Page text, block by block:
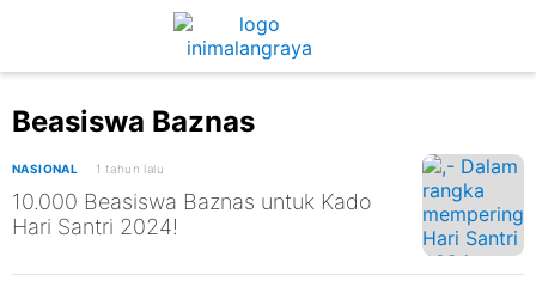
Beasiswa Baznas
NASIONAL 1 tahun lalu
10.000 Beasiswa Baznas untuk Kado
Hari Santri 2024!